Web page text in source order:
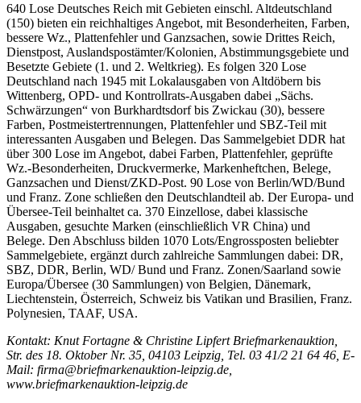
640 Lose Deutsches Reich mit Gebieten einschl. Altdeutschland
(150) bieten ein reichhaltiges Angebot, mit Besonderheiten, Farben,
bessere Wz., Plattenfehler und Ganzsachen, sowie Drittes Reich,
Dienstpost, Auslandspostämter/Kolonien, Abstimmungsgebiete und
Besetzte Gebiete (1. und 2. Weltkrieg). Es folgen 320 Lose
Deutschland nach 1945 mit Lokalausgaben von Altdöbern bis
Wittenberg, OPD- und Kontrollrats-Ausgaben dabei „Sächs.
Schwärzungen“ von Burkhardtsdorf bis Zwickau (30), bessere
Farben, Postmeistertrennungen, Plattenfehler und SBZ-Teil mit
interessanten Ausgaben und Belegen. Das Sammelgebiet DDR hat
über 300 Lose im Angebot, dabei Farben, Plattenfehler, geprüfte
Wz.-Besonderheiten, Druckvermerke, Markenheftchen, Belege,
Ganzsachen und Dienst/ZKD-Post. 90 Lose von Berlin/WD/Bund
und Franz. Zone schließen den Deutschlandteil ab. Der Europa- und
Übersee-Teil beinhaltet ca. 370 Einzellose, dabei klassische
Ausgaben, gesuchte Marken (einschließlich VR China) und
Belege. Den Abschluss bilden 1070 Lots/Engrossposten beliebter
Sammelgebiete, ergänzt durch zahlreiche Sammlungen dabei: DR,
SBZ, DDR, Berlin, WD/ Bund und Franz. Zonen/Saarland sowie
Europa/Übersee (30 Sammlungen) von Belgien, Dänemark,
Liechtenstein, Österreich, Schweiz bis Vatikan und Brasilien, Franz.
Polynesien, TAAF, USA.
Kontakt: Knut Fortagne & Christine Lipfert Briefmarkenauktion,
Str. des 18. Oktober Nr. 35, 04103 Leipzig, Tel. 03 41/2 21 64 46, E-
Mail: firma@briefmarkenauktion-leipzig.de,
www.briefmarkenauktion-leipzig.de